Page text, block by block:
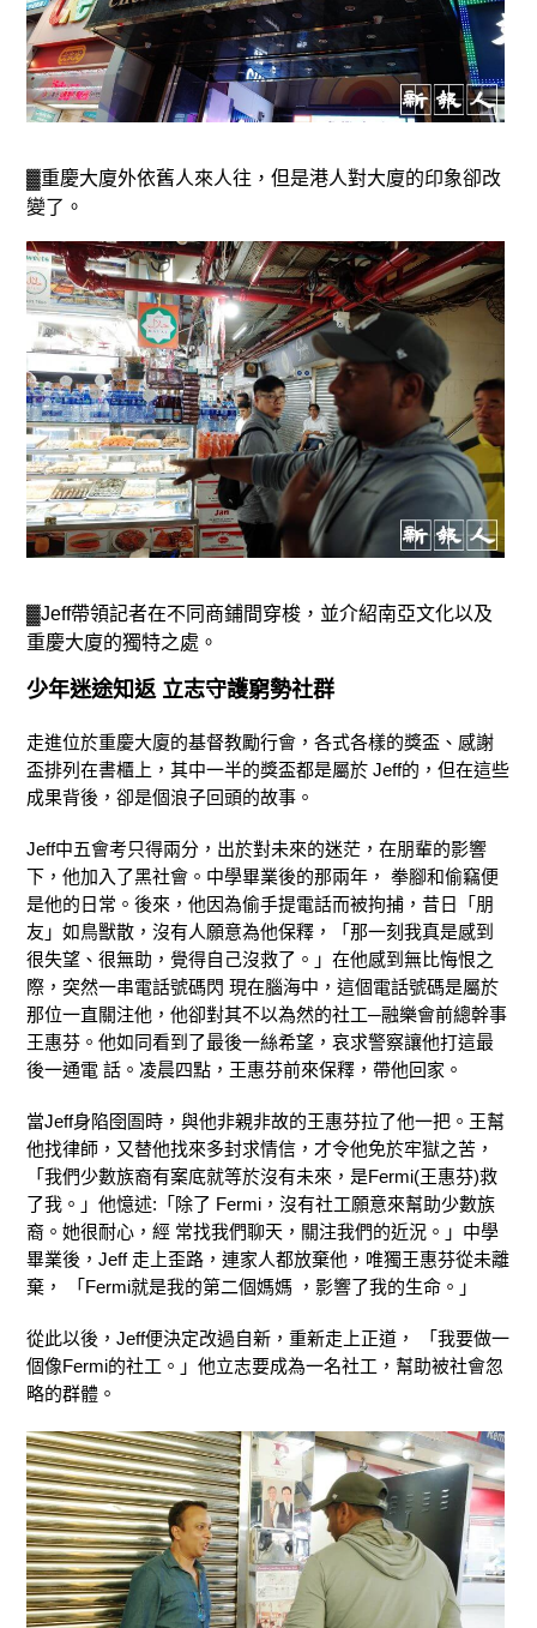
▓重慶大廈外依舊人來人往，但是港人對大廈的印象卻改
變了。
▓Jeff帶領記者在不同商鋪間穿梭，並介紹南亞文化以及
重慶大廈的獨特之處。
少年迷途知返 立志守護窮勢社群
走進位於重慶大廈的基督教勵行會，各式各樣的獎盃、感謝
盃排列在書櫃上，其中一半的獎盃都是屬於 Jeff的，但在這些
成果背後，卻是個浪子回頭的故事。
Jeff中五會考只得兩分，出於對未來的迷茫，在朋輩的影響
下，他加入了黑社會。中學畢業後的那兩年， 拳腳和偷竊便
是他的日常。後來，他因為偷手提電話而被拘捕，昔日「朋
友」如鳥獸散，沒有人願意為他保釋，「那一刻我真是感到
很失望、很無助，覺得自己沒救了。」在他感到無比悔恨之
際，突然一串電話號碼閃 現在腦海中，這個電話號碼是屬於
那位一直關注他，他卻對其不以為然的社工─融樂會前總幹事
王惠芬。他如同看到了最後一絲希望，哀求警察讓他打這最
後一通電 話。凌晨四點，王惠芬前來保釋，帶他回家。
當Jeff身陷囹圄時，與他非親非故的王惠芬拉了他一把。王幫
他找律師，又替他找來多封求情信，才令他免於牢獄之苦，
「我們少數族裔有案底就等於沒有未來，是Fermi(王惠芬)救
了我。」他憶述:「除了 Fermi，沒有社工願意來幫助少數族
裔。她很耐心，經 常找我們聊天，關注我們的近況。」中學
畢業後，Jeff 走上歪路，連家人都放棄他，唯獨王惠芬從未離
棄， 「Fermi就是我的第二個媽媽 ，影響了我的生命。」
從此以後，Jeff便決定改過自新，重新走上正道， 「我要做一
個像Fermi的社工。」他立志要成為一名社工，幫助被社會忽
略的群體。